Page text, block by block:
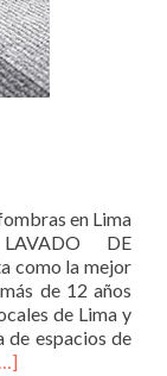
en Lima
DE
como la mejor
de 12 años
de Lima y
de espacios de